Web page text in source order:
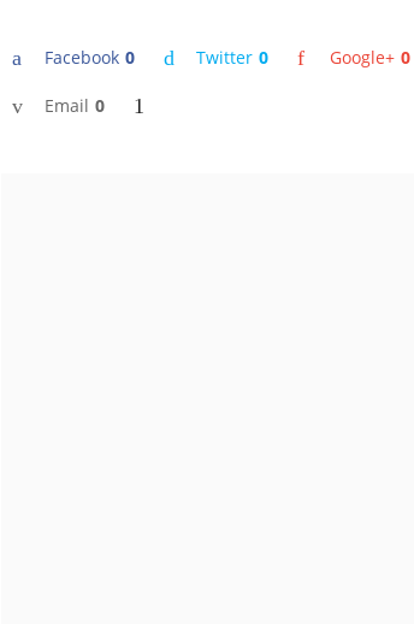
Facebook 0 Twitter 0 Google+ 0
Email 0